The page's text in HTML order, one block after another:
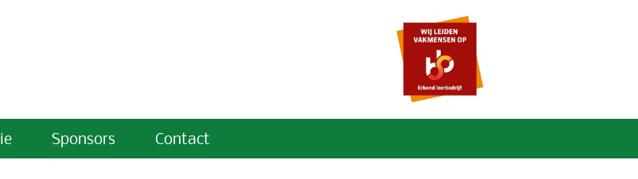
Sponsors Contact